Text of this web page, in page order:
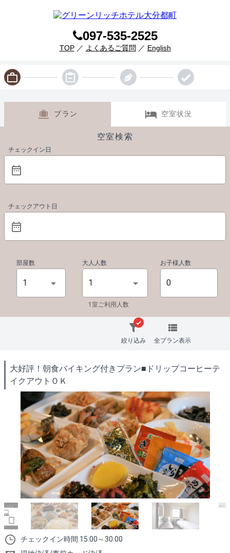
097-535-2525
TOP／ よくあるご質問 ／ English
プラン 空室状況
空室検索
チェックイン日
チェックアウト日
部屋数
1
大人人数
1
1室ご利用人数
お子様人数
絞り込み 全プラン表示
大好評！朝食バイキング付きプラン■ドリップコーヒーテ
イクアウトＯＫ
チェックイン時間 15:00～30:00